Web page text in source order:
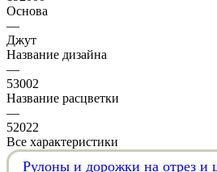
Основа
—
Джут
Название дизайна
—
53002
Название расцветки
—
52022
Все характеристики
Рулоны и дорожки на отрез и